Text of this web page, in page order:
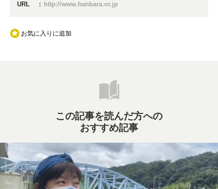
URL http://www.hanbara.or.jp
お気に入りに追加
この記事を読んだ方への
おすすめ記事